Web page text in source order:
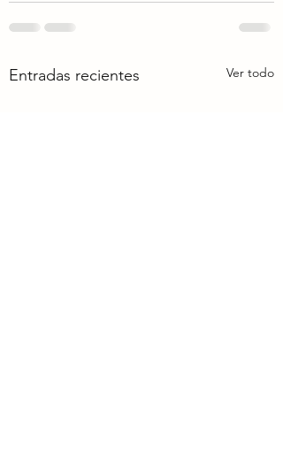
Entradas recientes Ver todo